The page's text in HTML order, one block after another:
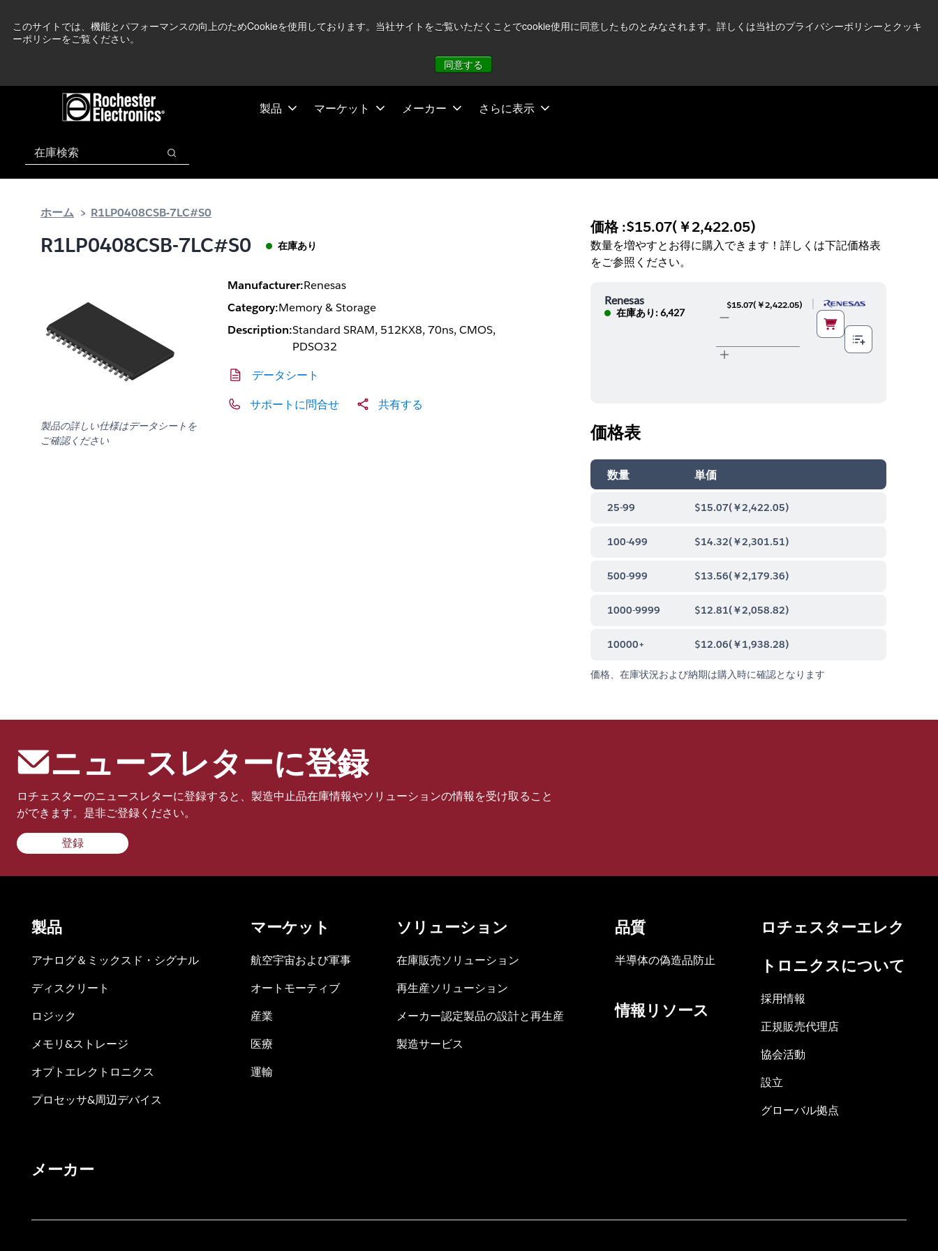
このサイトでは、機能とパフォーマンスの向上のためCookieを使用しております。当社サイトをご覧いただくことでcookie使用に同意したものとみなされます。詳しくは当社のプライバシーポリシーとクッキ
ーポリシーをご覧ください。
同意する
製品 マーケット メーカー さらに表示
検索
検索
ホーム R1LP0408CSB-7LC#S0
R1LP0408CSB-7LC#S0 在庫あり
製品の詳しい仕様はデータシートを
ご確認ください
Manufacturer:Renesas
Category:Memory & Storage
Description:Standard SRAM, 512KX8, 70ns, CMOS,
PDSO32
データシート
サポートに問合せ 共有する
価格 :$15.07(￥2,422.05)
数量を増やすとお得に購入できます！詳しくは下記価格表
をご参照ください。
Renesas
在庫あり: 6,427
$15.07( ￥2,422.05) |
価格表
数量 単価
25-99 $15.07(￥2,422.05)
100-499 $14.32(￥2,301.51)
500-999 $13.56(￥2,179.36)
1000-9999 $12.81(￥2,058.82)
10000+ $12.06(￥1,938.28)
価格、在庫状況および納期は購入時に確認となります
ニュースレターに登録
ロチェスターのニュースレターに登録すると、製造中止品在庫情報やソリューションの情報を受け取ること
ができます。是非ご登録ください。
登録
製品
アナログ＆ミックスド・シグナル
ディスクリート
ロジック
メモリ&ストレージ
オプトエレクトロニクス
プロセッサ&周辺デバイス
マーケット
航空宇宙および軍事
オートモーティブ
産業
医療
運輸
ソリューション
在庫販売ソリューション
再生産ソリューション
メーカー認定製品の設計と再生産
製造サービス
品質
半導体の偽造品防止
情報リソース
ロチェスターエレク
トロニクスについて
採用情報
正規販売代理店
協会活動
設立
グローバル拠点
メーカー